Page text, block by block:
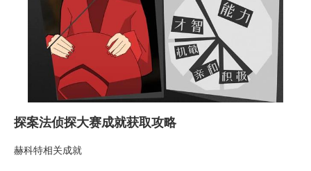
探案法侦探大赛成就获取攻略
赫科特相关成就